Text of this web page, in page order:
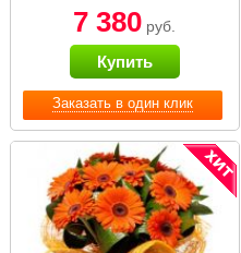
Заказать в один клик
7 380 руб.
Купить